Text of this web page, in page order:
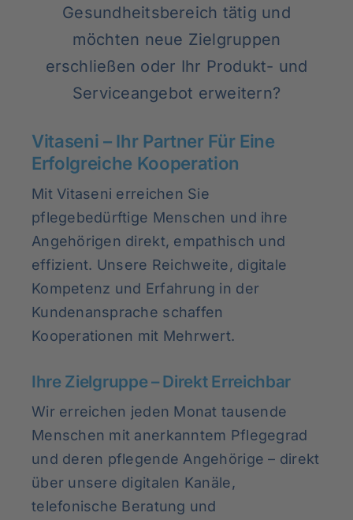
Gesundheitsbereich tätig und
möchten neue Zielgruppen
erschließen oder Ihr Produkt- und
Serviceangebot erweitern?
Vitaseni – Ihr Partner Für Eine
Erfolgreiche Kooperation
Mit Vitaseni erreichen Sie
pflegebedürftige Menschen und ihre
Angehörigen direkt, empathisch und
effizient. Unsere Reichweite, digitale
Kompetenz und Erfahrung in der
Kundenansprache schaffen
Kooperationen mit Mehrwert.
Ihre Zielgruppe – Direkt Erreichbar
Wir erreichen jeden Monat tausende
Menschen mit anerkanntem Pflegegrad
und deren pflegende Angehörige – direkt
über unsere digitalen Kanäle,
telefonische Beratung und